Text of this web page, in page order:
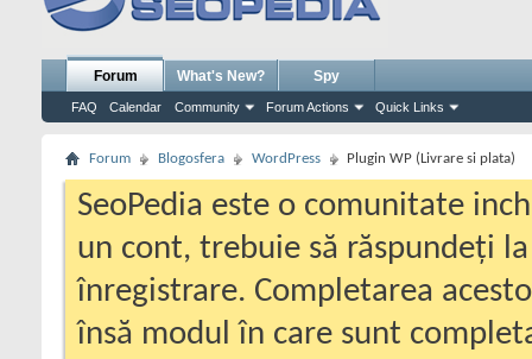
Forum
FAQ Calendar Community Forum Actions Quick Links
What's New? Spy
Forum Blogosfera WordPress Plugin WP (Livrare si plata)
SeoPedia este o comunitate
un cont, trebuie să răspundeți
înregistrare. Completarea
însă modul în care sunt